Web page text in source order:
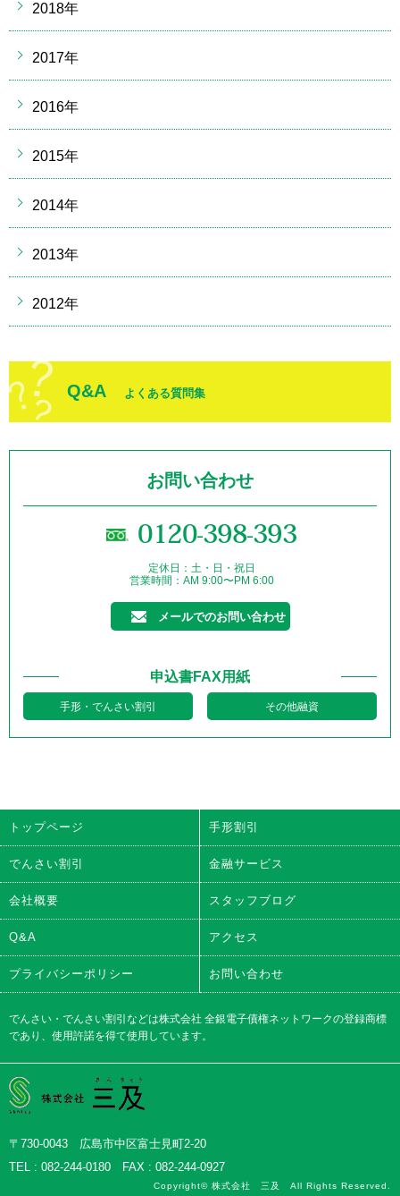
2018年
2017年
2016年
2015年
2014年
2013年
2012年
Q&A よくある質問集
お問い合わせ
0120-398-393
定休日：土・日・祝日
営業時間：AM 9:00〜PM 6:00
メールでのお問い合わせ
申込書FAX用紙
手形・でんさい割引 その他融資
トップページ 手形割引
でんさい割引 金融サービス
会社概要 スタッフブログ
Q&A アクセス
プライバシーポリシー お問い合わせ
でんさい・でんさい割引などは株式会社 全銀電子債権ネットワークの登録商標
であり、使用許諾を得て使用しています。
株式会社三及
〒730-0043 広島市中区富士見町2-20
TEL : 082-244-0180 FAX : 082-244-0927
Copyright© 株式会社 三及 All Rights Reserved.